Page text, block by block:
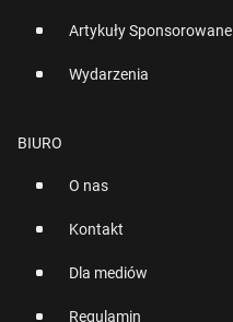
Artykuły Sponsorowane
Wydarzenia
BIURO
O nas
Kontakt
Dla mediów
Regulamin